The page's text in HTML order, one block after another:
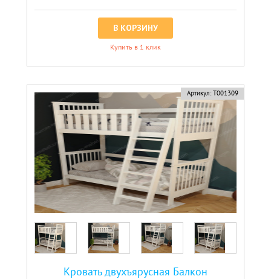
В КОРЗИНУ
Купить в 1 клик
Артикул: Т001309
Кровать двухъярусная Балкон